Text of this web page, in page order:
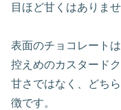
目ほど甘くはありませ
表面のチョコレート
控えめのカスタード
甘さではなく、どち
徴です。